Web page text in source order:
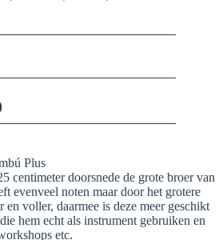
Plus
centimeter doorsnede de grote broer van
evenveel noten maar door het grotere
voller, daarmee is deze meer geschikt
hem echt als instrument gebruiken en
etc.